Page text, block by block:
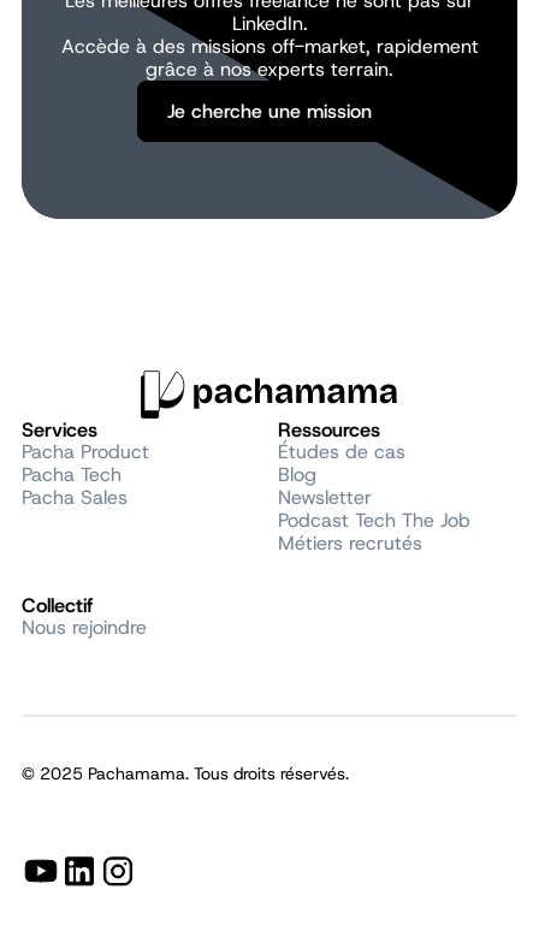
LinkedIn.
Accède à des missions off-market, rapidement
grâce à nos experts terrain.
Je cherche une mission
Services
Pacha Product
Pacha Tech
Pacha Sales
Ressources
Études de cas
Blog
Newsletter
Podcast Tech The Job
Métiers recrutés
Collectif
Nous rejoindre
© 2025 Pachamama. Tous droits réservés.